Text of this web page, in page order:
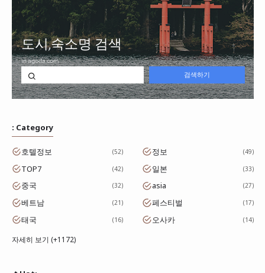
: Category
호텔정보 52 정보 49
TOP7 42 일본 33
중국 32 asia 27
베트남 21 페스티벌 17
태국 16 오사카 14
자세히 보기 (+1172)